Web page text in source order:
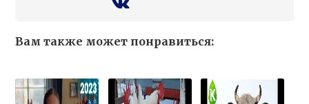
Вам также может понравиться: